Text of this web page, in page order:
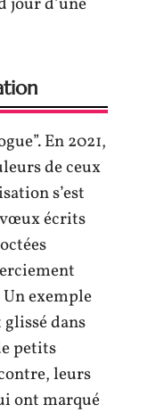
En 2021,
de ceux
s’est
écrits
exemple
dans
petits
leurs
ont marqué